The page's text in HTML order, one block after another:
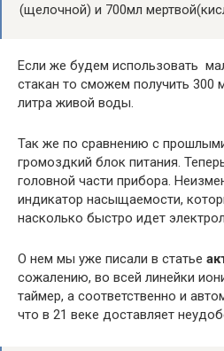
(щелочной) и 700мл
Если же будем использовать
стакан то сможем получить 300
литра живой воды.
Так же по сравнению с
громоздкий блок питания.
головной части прибора.
индикатор насыщаемости,
насколько быстро идет
О нем мы уже писали в статье
сожалению, во всей линейки
таймер, а соответственно и
что в 21 веке доставляет